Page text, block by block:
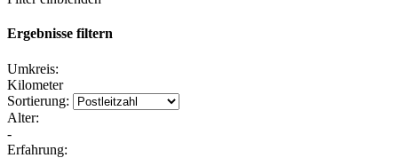
Ergebnisse filtern
Umkreis:
Kilometer
Sortierung:
Alter:
-
Erfahrung: